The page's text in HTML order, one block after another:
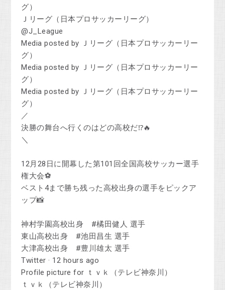
グ）
Ｊリーグ（日本プロサッカーリーグ）
@J_League
Media posted by Ｊリーグ（日本プロサッカーリー
グ）
Media posted by Ｊリーグ（日本プロサッカーリー
グ）
Media posted by Ｊリーグ（日本プロサッカーリー
グ）
／
決勝の舞台へ行くのはどの高校だ⁉️🔥
＼
12月28日に開幕した第101回全国高校サッカー選手
権大会⚽
ベスト4まで勝ち残った高校出身の選手をピックア
ップ📸
神村学園高校出身 #橘田健人 選手
東山高校出身 #池田昌生 選手
大津高校出身 #豊川雄太 選手
Twitter · 12 hours ago
Profile picture for ｔｖｋ（テレビ神奈川）
ｔｖｋ（テレビ神奈川）